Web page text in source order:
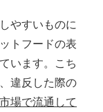
やすいものに
トフードの表
います。こち
違反した際の
市場で流通して